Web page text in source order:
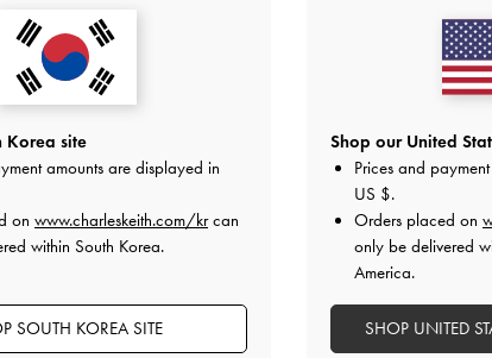
10% 할인*, 뉴스레터
Korea site
amounts are displayed in
on www.charleskeith.com/krcan
within South Korea.
SOUTH KOREA SITE
Shop our United
Prices and
US $.
Orders placed on
only be delivered
America.
SHOP UNITED